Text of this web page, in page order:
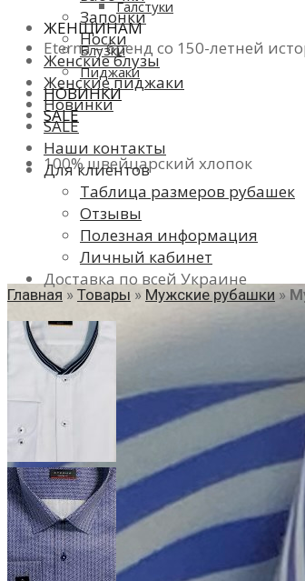
Eterna – бренд со 150-летней
100% швейцарский хлопок
Доставка по всей Украине
Галстуки
ЖЕНЩИНАМ
Блузки
Пиджаки
НОВИНКИ
SALE
Запонки
Носки
Женские блузы
Женские пиджаки
Новинки
SALE
Наши контакты
Для клиентов
Таблица размеров рубашек
Отзывы
Полезная информация
Личный кабинет
Главная » Товары » Мужские рубашки »